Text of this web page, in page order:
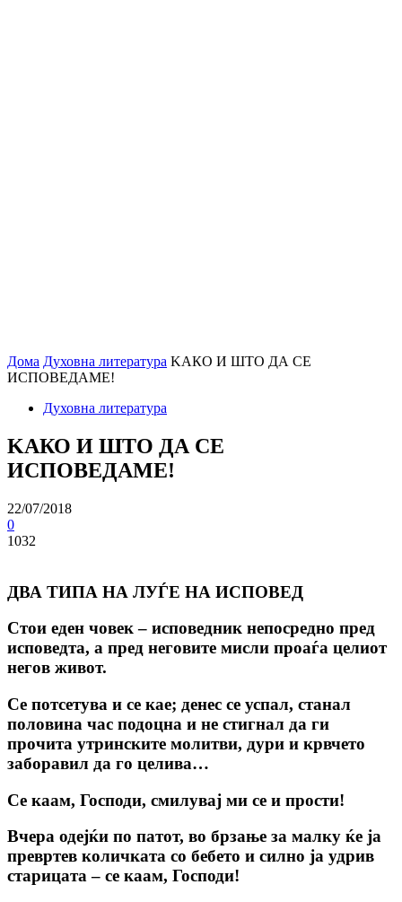
Дома Духовна литература KАКО И ШТО ДА СЕ
ИСПОВЕДАМЕ!
Духовна литература
KАКО И ШТО ДА СЕ
ИСПОВЕДАМЕ!
22/07/2018
0
1032
ДВА ТИПА НА ЛУЃЕ НА ИСПОВЕД
Стои еден човек – исповедник непосредно пред
исповедта, а пред неговите мисли проаѓа целиот
негов живот.
Се потсетува и се кае; денес се успал, станал
половина час подоцна и не стигнал да ги
прочита утринските молитви, дури и крвчето
заборавил да го целива…
Се каам, Господи, смилувај ми се и прости!
Вчера одејќи по патот, во брзање за малку ќе ја
превртев количката со бебето и силно ја удрив
старицата – се каам, Господи!